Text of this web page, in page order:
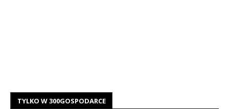
TYLKO W 300GOSPODARCE